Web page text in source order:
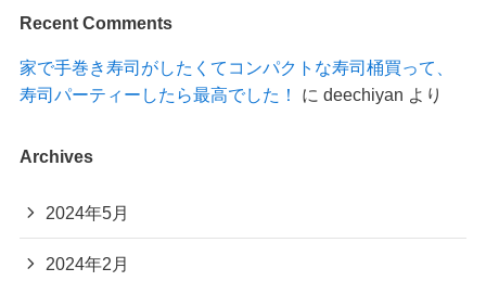
Recent Comments
家で手巻き寿司がしたくてコンパクトな寿司桶買って、
寿司パーティーしたら最高でした！
に deechiyan より
Archives
2024年5月
2024年2月